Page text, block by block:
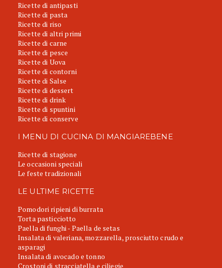
Ricette di antipasti
Ricette di pasta
Ricette di riso
Ricette di altri primi
Ricette di carne
Ricette di pesce
Ricette di Uova
Ricette di contorni
Ricette di Salse
Ricette di dessert
Ricette di drink
Ricette di spuntini
Ricette di conserve
I MENU DI CUCINA DI MANGIAREBENE
Ricette di stagione
Le occasioni speciali
Le feste tradizionali
LE ULTIME RICETTE
Pomodori ripieni di burrata
Torta pasticciotto
Paella di funghi - Paella de setas
Insalata di valeriana, mozzarella, prosciutto crudo e
asparagi
Insalata di avocado e tonno
Crostoni di stracciatella e ciliegie